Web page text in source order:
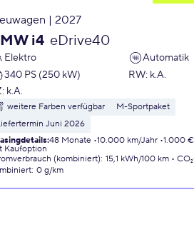
| 2027
i4 eDrive40
Elektro
Automatik
340 PS (250 kW)
RW: k.A.
k.A.
weitere Farben verfügbar
M-Sportpaket
Juni 2026
:48 Monate 10.000 km/Jahr 1.000
Kaufoption
(kombiniert): 15,1 kWh/100 km
: 0 g/km